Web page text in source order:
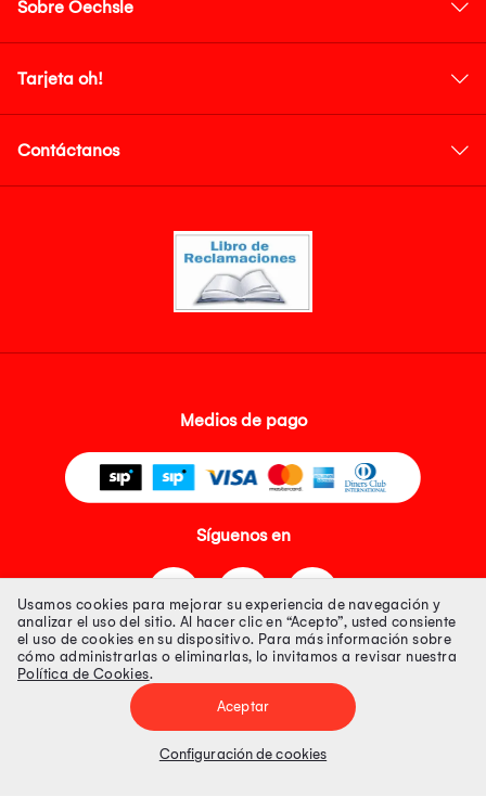
Sobre Oechsle
Tarjeta oh!
Contáctanos
Medios de pago
Síguenos en
Tienda 100% Segura
Tiendas Peruanas S.A. R.U.C. Nº 20493020618. Todos los derechos
Precios disponibles solo en www.oechsle.pe. Precios online publicados
Usamos cookies para mejorar su experiencia de navegación y
analizar el uso del sitio. Al hacer clic en “Acepto”, usted consiente
el uso de cookies en su dispositivo. Para más información sobre
cómo administrarlas o eliminarlas, lo invitamos a revisar nuestra
Política de Cookies.
Aceptar
Configuración de cookies